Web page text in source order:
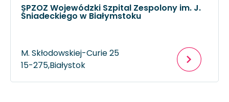
SPZOZ Wojewódzki Szpital Zespolony im. J.
Śniadeckiego w Białymstoku
M. Skłodowskiej-Curie 25
15-275,Białystok